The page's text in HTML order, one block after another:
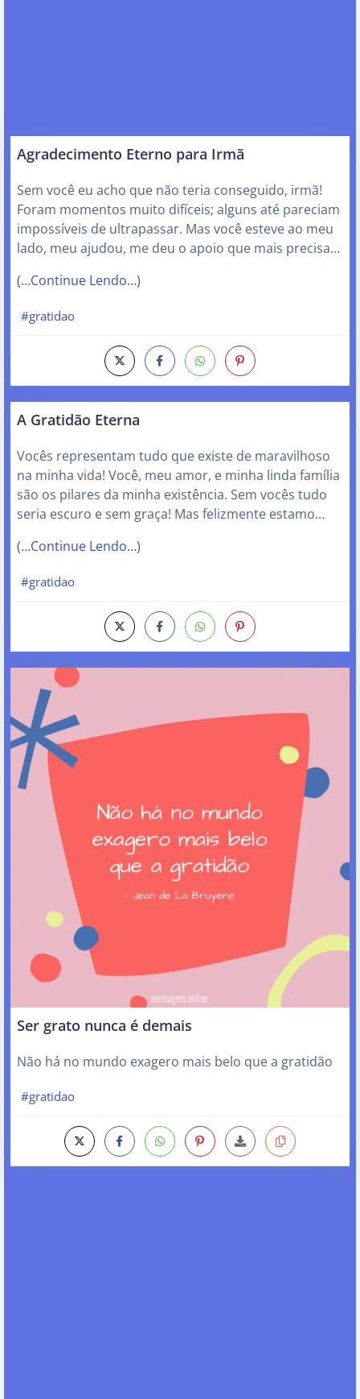
Agradecimento Eterno para Irmã
Sem você eu acho que não teria conseguido, irmã!
Foram momentos muito difíceis; alguns até pareciam
impossíveis de ultrapassar. Mas você esteve ao meu
lado, meu ajudou, me deu o apoio que mais precisa…
(…Continue Lendo…)
#gratidao
A Gratidão Eterna
Vocês representam tudo que existe de maravilhoso
na minha vida! Você, meu amor, e minha linda família
são os pilares da minha existência. Sem vocês tudo
seria escuro e sem graça! Mas felizmente estamo…
(…Continue Lendo…)
#gratidao
Ser grato nunca é demais
Não há no mundo exagero mais belo que a gratidão
#gratidao